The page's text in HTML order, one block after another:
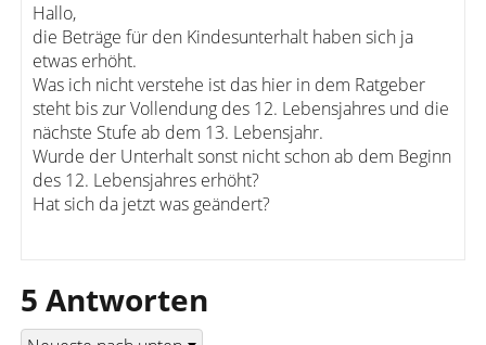
Hallo,
die Beträge für den Kindesunterhalt haben sich ja
etwas erhöht.
Was ich nicht verstehe ist das hier in dem Ratgeber
steht bis zur Vollendung des 12. Lebensjahres und die
nächste Stufe ab dem 13. Lebensjahr.
Wurde der Unterhalt sonst nicht schon ab dem Beginn
des 12. Lebensjahres erhöht?
Hat sich da jetzt was geändert?
5 Antworten